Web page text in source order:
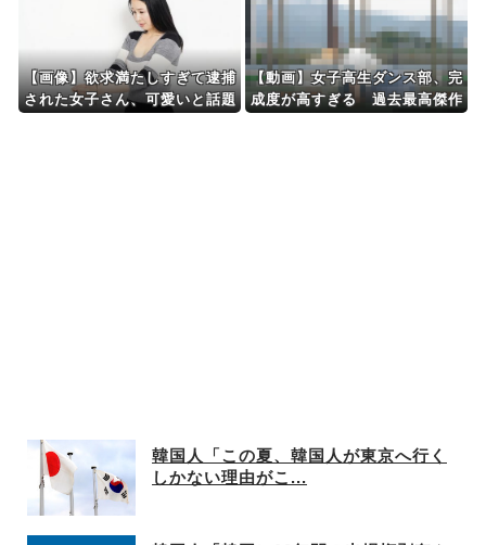
【画像】欲求満たしすぎて逮捕
された女子さん、可愛いと話題
【動画】女子高生ダンス部、完
成度が高すぎる 過去最高傑作
韓国人「この夏、韓国人が東京へ行く
しかない理由がこ...